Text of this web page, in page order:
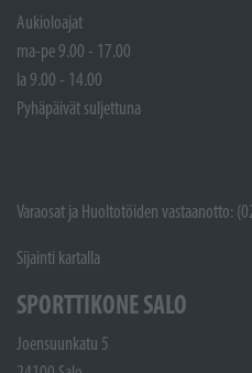
Aukioloajat
ma-pe 9.00 - 17.00
la 9.00 - 14.00
Pyhäpäivät suljettuna
Varaosat ja Huoltotöiden vastaanotto:
Sijainti kartalla
SPORTTIKONE SALO
Joensuunkatu 5